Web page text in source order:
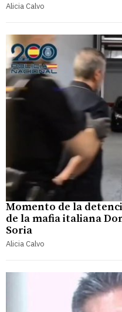
Alicia Calvo
Momento de la
de la mafia italiana
Soria
Alicia Calvo